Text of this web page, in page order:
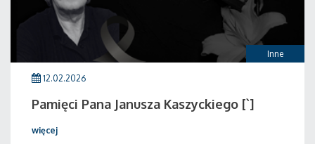
Inne
12.02.2026
Pamięci Pana Janusza Kaszyckiego [`]
więcej